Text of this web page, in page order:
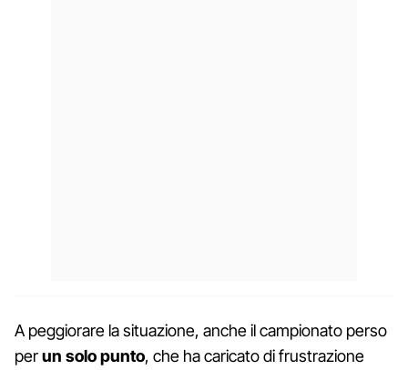
A peggiorare la situazione, anche il campionato perso
perun solo punto, che ha caricato di frustrazione